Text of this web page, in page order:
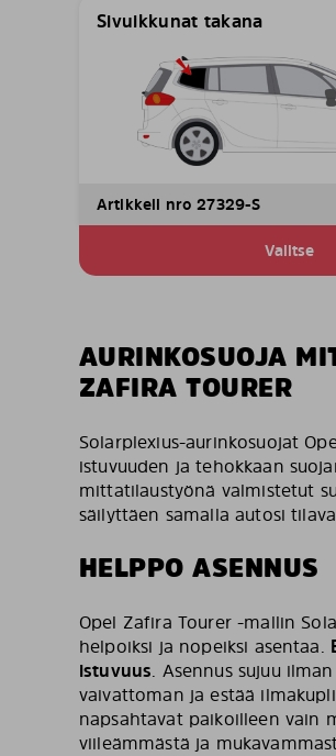
Sivuikkunat takana
Artikkeli nro 27329-S
Valitse
AURINKOSUOJA
ZAFIRA TOURER
Solarplexius-aurinkosuojat
istuvuuden ja tehokkaan
mittatilaustyönä valmistetut
säilyttäen samalla autosi
HELPPO ASENNUS
Opel Zafira Tourer -mallin
helpoiksi ja nopeiksi asentaa.
istuvuus. Asennus sujuu
vaivattoman ja estää
napsahtavat paikoilleen vain
viileämmästä ja